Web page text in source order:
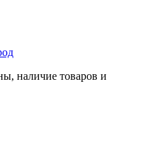
наличие товаров и